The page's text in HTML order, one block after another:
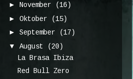
► November
(16)
► Oktober
(15)
► September
(17)
▼ August
(20)
La Brasa Ibiza
Red Bull Zero